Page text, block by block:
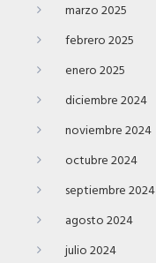
marzo 2025
febrero 2025
enero 2025
diciembre 2024
noviembre 2024
octubre 2024
septiembre 2024
agosto 2024
julio 2024